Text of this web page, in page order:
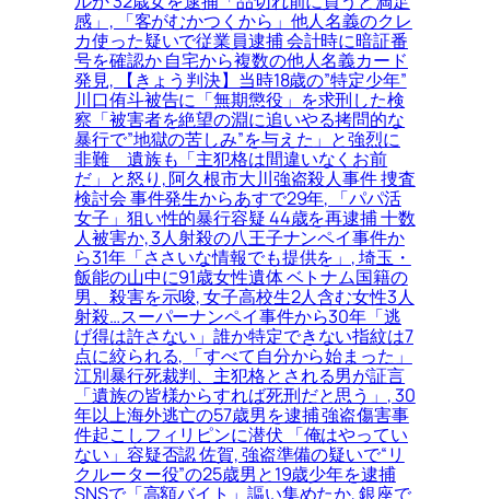
感」, 「客がむかつくから」他人名義のクレ
カ使った疑いで従業員逮捕 会計時に暗証番
号を確認か 自宅から複数の他人名義カード
発見, 【きょう判決】当時18歳の”特定少年”
川口侑斗被告に「無期懲役」を求刑した検
察「被害者を絶望の淵に追いやる拷問的な
暴行で”地獄の苦しみ”を与えた」と強烈に
非難＿遺族も「主犯格は間違いなくお前
だ」と怒り, 阿久根市大川強盗殺人事件 捜査
検討会 事件発生からあすで29年, 「パパ活
女子」狙い性的暴行容疑 44歳を再逮捕 十数
人被害か, 3人射殺の八王子ナンペイ事件か
ら31年「ささいな情報でも提供を」, 埼玉・
飯能の山中に91歳女性遺体 ベトナム国籍の
男、殺害を示唆, 女子高校生2人含む女性3人
射殺…スーパーナンペイ事件から30年「逃
げ得は許さない」誰か特定できない指紋は7
点に絞られる, 「すべて自分から始まった」
江別暴行死裁判、主犯格とされる男が証言
「遺族の皆様からすれば死刑だと思う」, 30
年以上海外逃亡の57歳男を逮捕 強盗傷害事
件起こしフィリピンに潜伏 「俺はやってい
ない」容疑否認 佐賀, 強盗準備の疑いで“リ
クルーター役”の25歳男と19歳少年を逮捕
SNSで「高額バイト」謳い集めたか, 銀座で